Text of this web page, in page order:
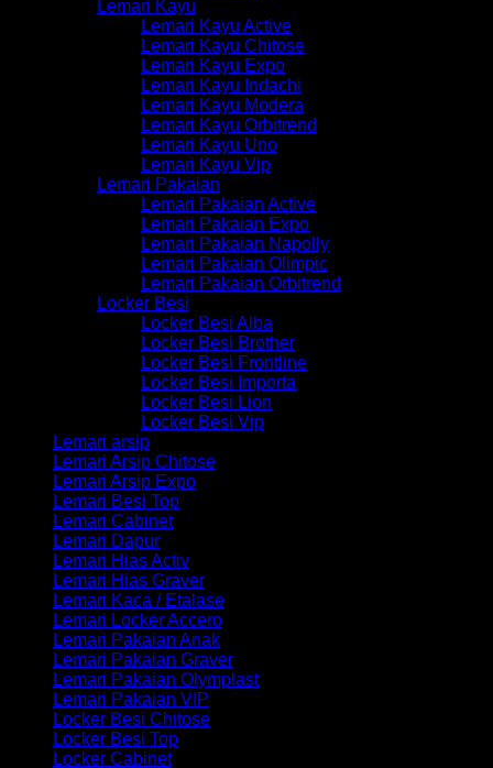
Lemari Kayu
Lemari Kayu Active
Lemari Kayu Chitose
Lemari Kayu Expo
Lemari Kayu Indachi
Lemari Kayu Modera
Lemari Kayu Orbitrend
Lemari Kayu Uno
Lemari Kayu Vip
Lemari Pakaian
Lemari Pakaian Active
Lemari Pakaian Expo
Lemari Pakaian Napolly
Lemari Pakaian Olimpic
Lemari Pakaian Orbitrend
Locker Besi
Locker Besi Alba
Locker Besi Brother
Locker Besi Frontline
Locker Besi Importa
Locker Besi Lion
Locker Besi Vip
Lemari arsip
Lemari Arsip Chitose
Lemari Arsip Expo
Lemari Besi Top
Lemari Cabinet
Lemari Dapur
Lemari Hias Activ
Lemari Hias Graver
Lemari Kaca / Etalase
Lemari Locker Accero
Lemari Pakaian Anak
Lemari Pakaian Graver
Lemari Pakaian Olymplast
Lemari Pakaian VIP
Locker Besi Chitose
Locker Besi Top
Locker Cabinet